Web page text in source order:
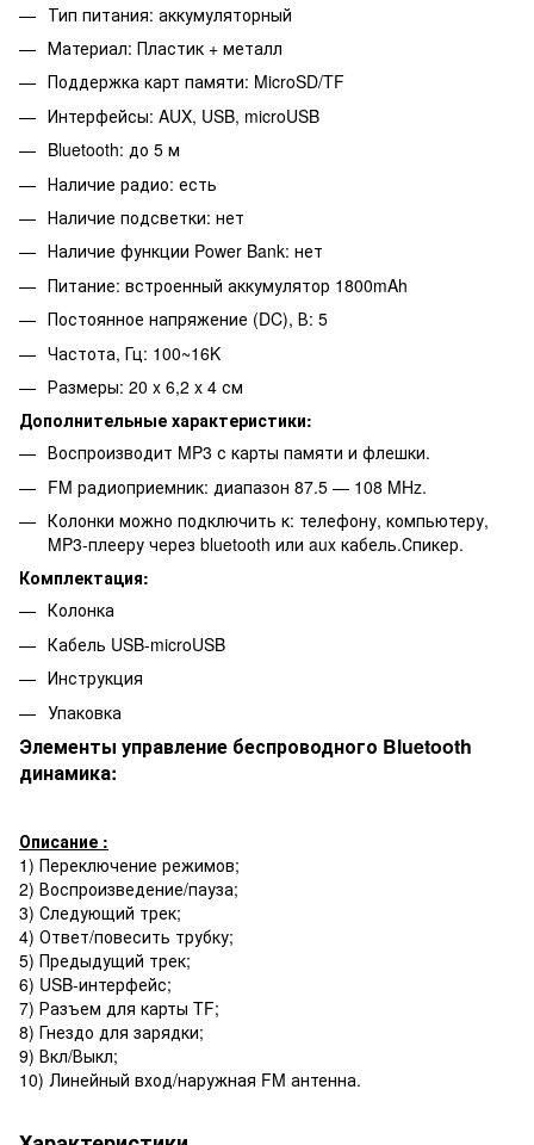
Тип питания: аккумуляторный
Материал: Пластик + металл
Поддержка карт памяти: MicroSD/TF
Интерфейсы: AUX, USB, microUSB
Bluetooth: до 5 м
Наличие радио: есть
Наличие подсветки: нет
Наличие функции Power Bank: нет
Питание: встроенный аккумулятор 1800mAh
Постоянное напряжение (DC), В: 5
Частота, Гц: 100~16K
Размеры: 20 x 6,2 x 4 см
Дополнительные характеристики:
Воспроизводит MP3 с карты памяти и флешки.
FM радиоприемник: диапазон 87.5 — 108 MHz.
Колонки можно подключить к: телефону, компьютеру,
MP3-плееру через bluetooth или aux кабель.Спикер.
Комплектация:
Колонка
Кабель USB-microUSB
Инструкция
Упаковка
Элементы управление беспроводного Bluetooth
динамика:
Описание :
1) Переключение режимов;
2) Воспроизведение/пауза;
3) Следующий трек;
4) Ответ/повесить трубку;
5) Предыдущий трек;
6) USB-интерфейс;
7) Разъем для карты TF;
8) Гнездо для зарядки;
9) Вкл/Выкл;
10) Линейный вход/наружная FM антенна.